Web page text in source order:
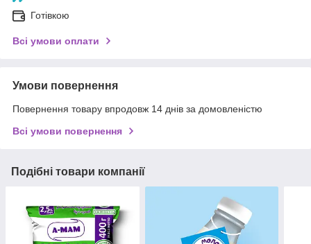
Готівкою
Всі умови оплати
Умови повернення
Повернення товару впродовж 14 днів за домовленістю
Всі умови повернення
Подібні товари компанії